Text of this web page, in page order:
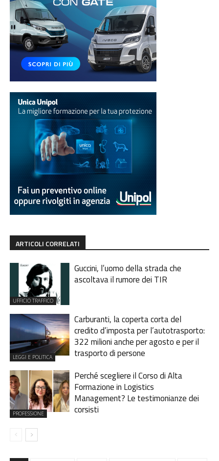
ARTICOLI CORRELATI
UFFICIO TRAFFICO
Guccini, l’uomo della strada che
ascoltava il rumore dei TIR
LEGGI E POLITICA
Carburanti, la coperta corta del
credito d’imposta per l’autotrasporto:
322 milioni anche per agosto e per il
trasporto di persone
PROFESSIONE
Perché scegliere il Corso di Alta
Formazione in Logistics
Management? Le testimonianze dei
corsisti